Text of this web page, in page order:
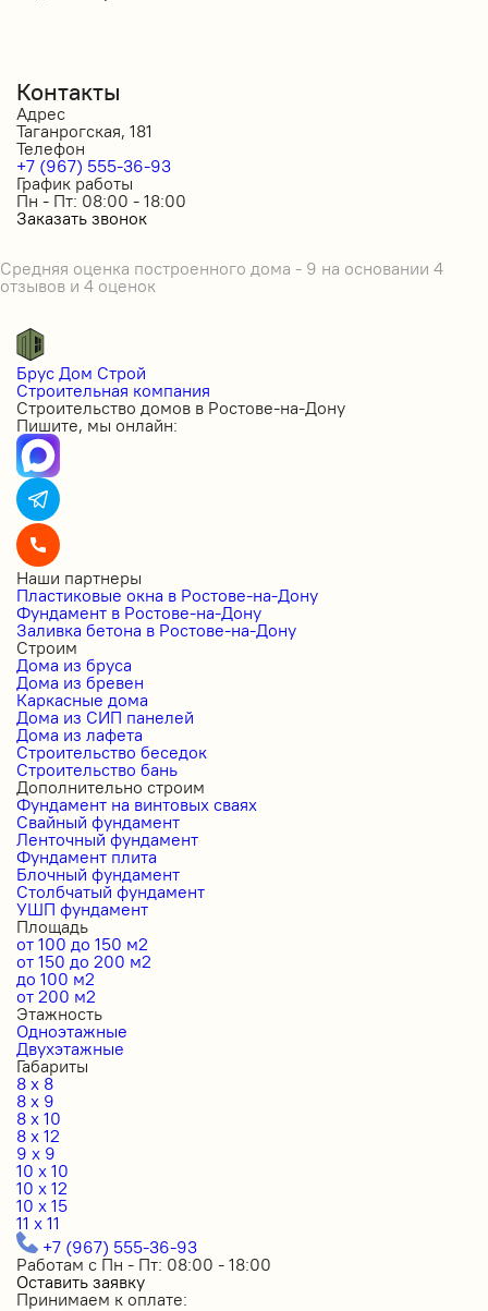
Контакты
Адрес
Таганрогская, 181
Телефон
+7 (967) 555-36-93
График работы
Пн - Пт: 08:00 - 18:00
Заказать звонок
Средняя оценка построенного дома - 9 на основании 4
отзывов и 4 оценок
Брус Дом Строй
Строительная компания
Строительство домов в Ростове-на-Дону
Пишите, мы онлайн:
Наши партнеры
Пластиковые окна в Ростове-на-Дону
Фундамент в Ростове-на-Дону
Заливка бетона в Ростове-на-Дону
Строим
Дома из бруса
Дома из бревен
Каркасные дома
Дома из СИП панелей
Дома из лафета
Строительство беседок
Строительство бань
Дополнительно строим
Фундамент на винтовых сваях
Свайный фундамент
Ленточный фундамент
Фундамент плита
Блочный фундамент
Столбчатый фундамент
УШП фундамент
Площадь
от 100 до 150 м2
от 150 до 200 м2
до 100 м2
от 200 м2
Этажность
Одноэтажные
Двухэтажные
Габариты
8 x 8
8 x 9
8 x 10
8 x 12
9 x 9
10 x 10
10 x 12
10 x 15
11 x 11
+7 (967) 555-36-93
Работам с Пн - Пт: 08:00 - 18:00
Оставить заявку
Принимаем к оплате: